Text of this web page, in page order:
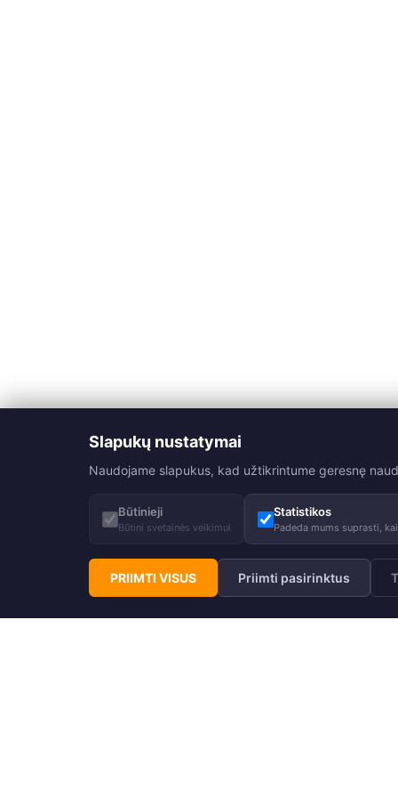
Slapukų nustatymai
Naudojame slapukus, kad užtikrintume geresnę
Būtinieji
Būtini svetainės veikimui
Statistikos
Padeda mums suprasti,
PRIIMTI VISUS Priimti pasirinktus